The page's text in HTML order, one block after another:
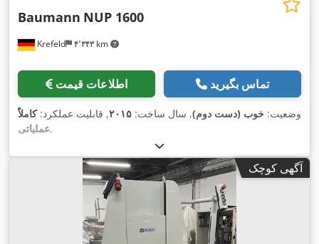
Krefeld ۴٬۳۴۳ km
Baumann NUP 1600
اطلاعات قیمت تماس بگیرید
وضعیت: خوب (دست دوم), سال ساخت: ۲۰۱۵, قابلیت عملکرد:کاملاً
عملیاتی,
آگهی کوچک